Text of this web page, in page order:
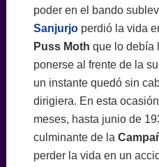
poder en el bando
Sanjurjoperdió la vida
Puss Moth que lo debía
ponerse al frente de la
un instante quedó sin
dirigiera. En esta
meses, hasta junio de
culminante de la
perder la vida en un